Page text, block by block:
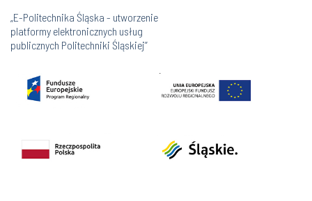
„E-Politechnika Śląska - utworzenie
platformy elektronicznych usług
publicznych Politechniki Śląskiej”